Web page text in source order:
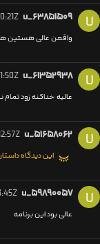
U u_۶۳۸۵۱۵۰۹
واقعن عالی هستین
U u_۶۱۳۵۲۹۳۸
عالیه خداکنه زود
U u_۵۱۶۵۸۰۶۲
این دیدگاه
U u_۵۹۸۹۰۰۵۷
عالی بود این برنامه‌